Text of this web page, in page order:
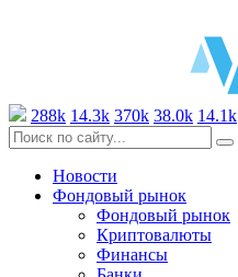
288k 14.3k 370k 38.0k 14.1k
Новости
Фондовый рынок
Фондовый рынок
Криптовалюты
Финансы